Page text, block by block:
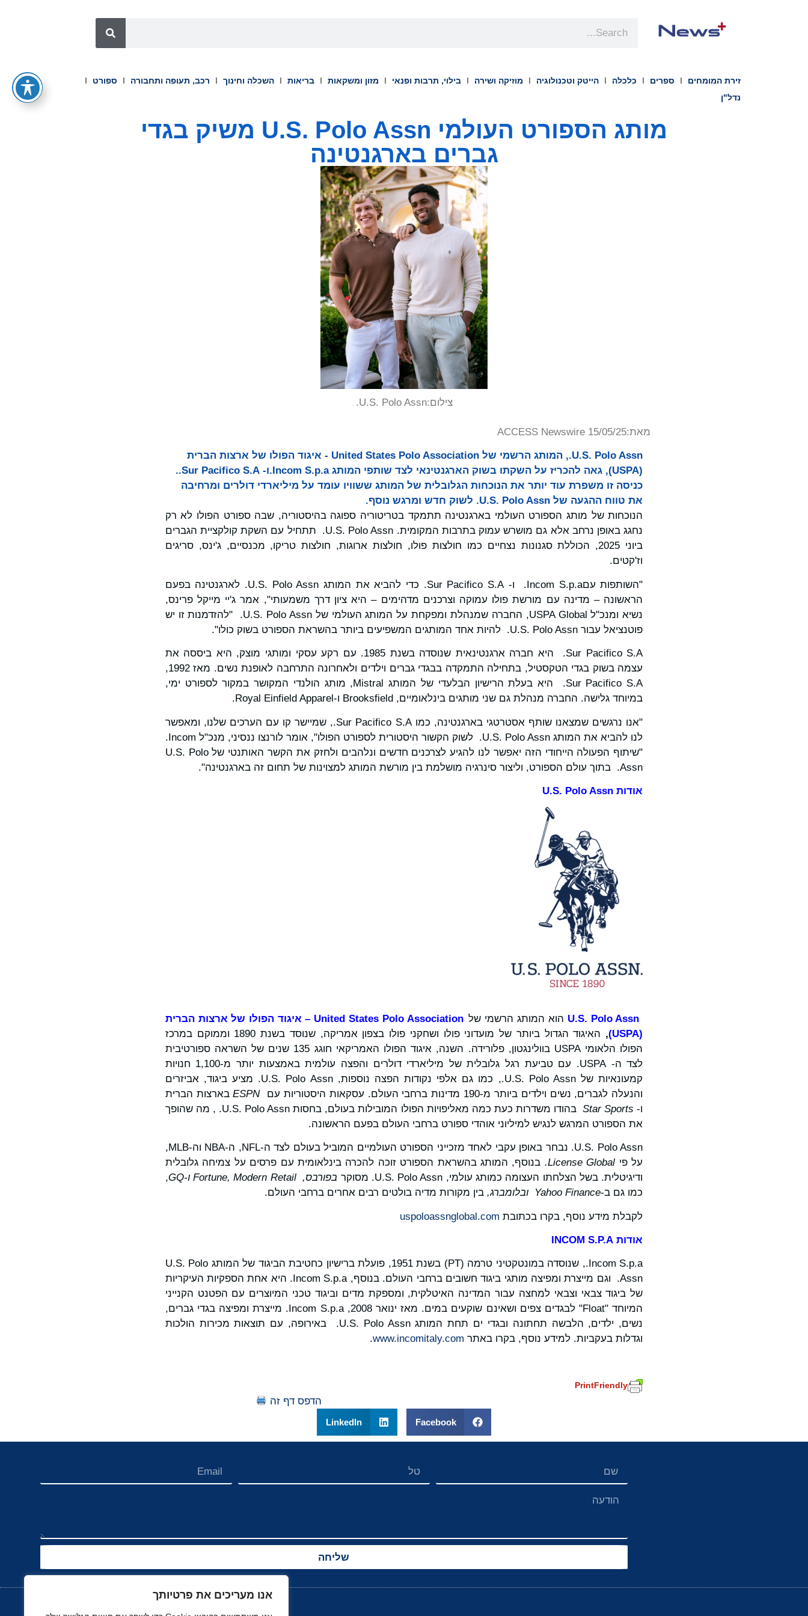
אנו מעריכים את פרטיותך
זירת המומחים ספרים כלכלה הייטק וטכנולוגיה מוזיקה ושירה בילוי, תרבות ופנאי מזון ומשקאות בריאות השכלה וחינוך רכב, תעופה ותחבורה
ספורט
נדל"ן
מותג הספורט העולמי U.S. Polo Assn משיק בגדי
גברים בארגנטינה
צילום:U.S. Polo Assn.
מאת:ACCESS Newswire 15/05/25
U.S. Polo Assn., המותג הרשמי של United States Polo Association - איגוד הפולו של ארצות הברית
(USPA), גאה להכריז על השקתו בשוק הארגנטינאי לצד שותפי המותג Incom S.p.a.ו- Sur Pacifico S.A..
כניסה זו משפרת עוד יותר את הנוכחות הגלובלית של המותג ששוויו עומד על מיליארדי דולרים ומרחיבה
את טווח ההגעה של U.S. Polo Assn. לשוק חדש ומרגש נוסף.
הנוכחות של מותג הספורט העולמי בארגנטינה תתמקד בטריטוריה ספוגה בהיסטוריה, שבה ספורט הפולו לא רק
נחגג באופן נרחב אלא גם מושרש עמוק בתרבות המקומית. U.S. Polo Assn. תתחיל עם השקת קולקציית הגברים
ביוני 2025, הכוללת סגנונות נצחיים כמו חולצות פולו, חולצות ארוגות, חולצות טריקו, מכנסיים, ג'ינס, סריגים
וז'קטים.
"השותפות עםIncom S.p.a. ו- Sur Pacifico S.A. כדי להביא את המותג U.S. Polo Assn. לארגנטינה בפעם
הראשונה – מדינה עם מורשת פולו עמוקה וצרכנים מדהימים – היא ציון דרך משמעותי", אמר ג'יי מייקל פרינס,
נשיא ומנכ"ל USPA Global, החברה שמנהלת ומפקחת על המותג העולמי של U.S. Polo Assn. "להזדמנות זו יש
פוטנציאל עבור U.S. Polo Assn. להיות אחד המותגים המשפיעים ביותר בהשראת הספורט בשוק כולו".
Sur Pacifico S.A. היא חברה ארגנטינאית שנוסדה בשנת 1985. עם רקע עסקי ומותגי מוצק, היא ביססה את
עצמה בשוק בגדי הטקסטיל, בתחילה התמקדה בבגדי גברים וילדים ולאחרונה התרחבה לאופנת נשים. מאז 1992,
Sur Pacifico S.A. היא בעלת הרישיון הבלעדי של המותג Mistral, מותג הולנדי המקושר במקור לספורט ימי,
במיוחד גלישה. החברה מנהלת גם שני מותגים בינלאומיים, Brooksfield ו-Royal Einfield Apparel.
"אנו נרגשים שמצאנו שותף אסטרטגי בארגנטינה, כמו Sur Pacifico S.A., שמיישר קו עם הערכים שלנו, ומאפשר
לנו להביא את המותג U.S. Polo Assn. לשוק הקשור היסטורית לספורט הפולו", אומר לורנצו ננסיני, מנכ"ל Incom.
"שיתוף הפעולה הייחודי הזה יאפשר לנו להגיע לצרכנים חדשים ונלהבים ולחזק את הקשר האותנטי של U.S. Polo
Assn. בתוך עולם הספורט, וליצור סינרגיה מושלמת בין מורשת המותג למצוינות של תחום זה בארגנטינה".
אודות U.S. Polo Assn
הוא המותג הרשמי של United States Polo Association – איגוד הפולו של ארצות הברית
(
USPA
)
,
האיגוד הגדול ביותר של מועדוני פולו ושחקני פולו בצפון אמריקה, שנוסד בשנת 1890 וממוקם במרכז
הפולו הלאומי USPA בוולינגטון, פלורידה. השנה, איגוד הפולו האמריקאי חוגג 135 שנים של השראה ספורטיבית
לצד ה- USPA. עם טביעת רגל גלובלית של מיליארדי דולרים והפצה עולמית באמצעות יותר מ-1,100 חנויות
קמעונאיות של U.S. Polo Assn., כמו גם אלפי נקודות הפצה נוספות, U.S. Polo Assn. מציע ביגוד, אביזרים
והנעלה לגברים, נשים וילדים ביותר מ-190 מדינות ברחבי העולם. עסקאות היסטוריות עם
ESPNבארצות הברית
ו-Star Sports
בהודו משדרות כעת כמה מאליפויות הפולו המובילות בעולם, בחסות U.S. Polo Assn. , מה שהופך
את הספורט המרגש לנגיש למיליוני אוהדי ספורט ברחבי העולם בפעם הראשונה.
U.S. Polo Assn. נבחר באופן עקבי לאחד מזכייני הספורט העולמיים המוביל בעולם לצד ה-NFL, ה-NBA וה-MLB,
על פי License Global
. בנוסף, המותג בהשראת הספורט זוכה להכרה בינלאומית עם פרסים על צמיחה גלובלית
ודיגיטלית. בשל הצלחתו העצומה כמותג עולמי, U.S. Polo Assn. מסוקר
בפורבס, Fortune,Modern Retail ו-GQ
,
כמו גם ב-Yahoo Finance ובלומברג, בין מקורות מדיה בולטים רבים אחרים ברחבי העולם.
לקבלת מידע נוסף, בקרו בכתובת uspoloassnglobal.com
אודות INCOM S.P.A
Incom S.p.a., שנוסדה במונטקטיני טרמה (PT) בשנת 1951, פועלת ברישיון כחטיבת הביגוד של המותג U.S. Polo
Assn. וגם מייצרת ומפיצה מותגי ביגוד חשובים ברחבי העולם. בנוסף, Incom S.p.a. היא אחת הספקיות העיקריות
של ביגוד צבאי וצבאי למחצה עבור המדינה האיטלקית, ומספקת מדים וביגוד טכני המיוצרים עם הפטנט הקנייני
המיוחד "Float" לבגדים צפים ושאינם שוקעים במים. מאז ינואר 2008, Incom S.p.a. מייצרת ומפיצה בגדי גברים,
נשים, ילדים, הלבשה תחתונה ובגדי ים תחת המותג U.S. Polo Assn. באירופה, עם תוצאות מכירות הולכות
וגדלות בעקביות. למידע נוסף, בקרו באתר www.incomitaly.com
.
PrintFriendly
הדפס דף זה
Facebook
LinkedIn
שליחה